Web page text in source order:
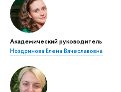
Академический руководитель
Ноздринова Елена Вячеславовна